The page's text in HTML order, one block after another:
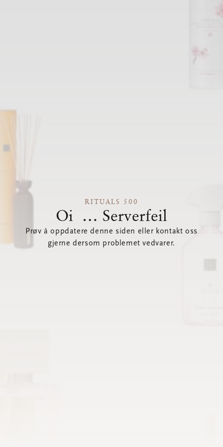
RITUALS 500
Oi … Serverfeil
Prøv å oppdatere denne siden eller kontakt oss
gjerne dersom problemet vedvarer.